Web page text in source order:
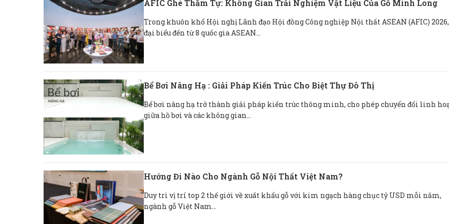
AFIC Ghé Thăm Tự: Không Gian Trải Nghiệm Vật Liệu Của Gỗ Minh Long
Trong khuôn khổ Hội nghị Lãnh đạo Hội đồng Công nghiệp Nội thất ASEAN (AFIC)
đại biểu đến từ 8 quốc gia ASEAN...
Bể Bơi Nâng Hạ : Giải Pháp Kiến Trúc Cho Biệt Thự Đô Thị
Bể bơi nâng hạ trở thành giải pháp kiến trúc thông minh, cho phép chuyển đổi linh
giữa hồ bơi và các không gian...
Hướng Đi Nào Cho Ngành Gỗ Nội Thất Việt Nam?
Duy trì vị trí top 2 thế giới về xuất khẩu gỗ với kim ngạch hàng chục tỷ USD mỗi năm,
ngành gỗ Việt Nam...